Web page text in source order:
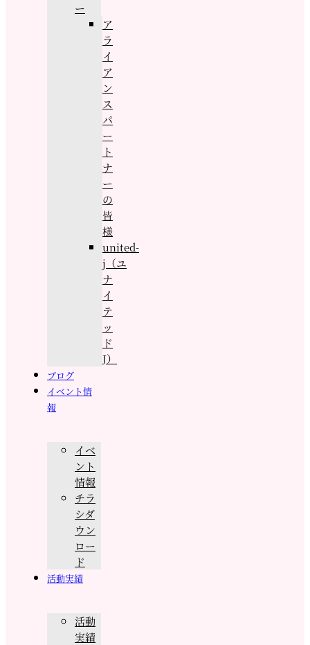
ー
ア
ラ
イ
ア
ン
ス
パ
ー
ト
ナ
ー
の
皆
様
united-
j（ユ
ナ
イ
テ
ッ
ド
J）
ブログ
イベント情
報
イベ
ント
情報
チラ
シダ
ウン
ロー
ド
活動実績
活動
実績